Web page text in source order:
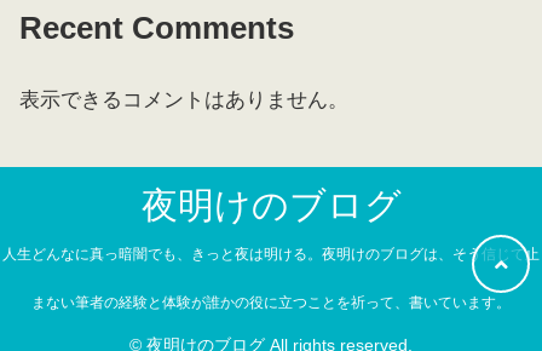
Recent Comments
表示できるコメントはありません。
夜明けのブログ
人生どんなに真っ暗闇でも、きっと夜は明ける。夜明けのブログは、そう信じて止
まない筆者の経験と体験が誰かの役に立つことを祈って、書いています。
© 夜明けのブログ All rights reserved.